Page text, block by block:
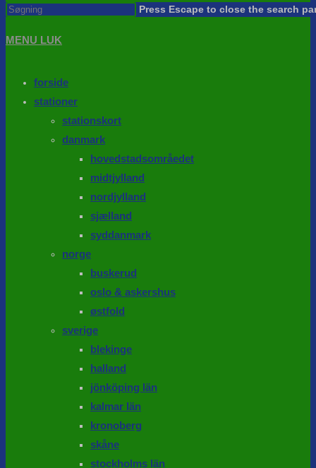
Press Escape to close the search
MENU LUK
forside
stationer
stationskort
danmark
hovedstadsområedet
midtjylland
nordjylland
sjælland
syddanmark
norge
buskerud
oslo & askershus
østfold
sverige
blekinge
halland
jönköping län
kalmar län
kronoberg
skåne
stockholms län